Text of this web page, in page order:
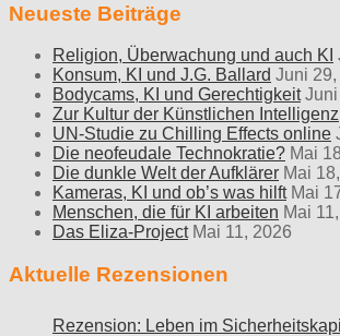
Neueste Beiträge
Religion, Überwachung und auch KI
Konsum, KI und J.G. Ballard Juni 29,
Bodycams, KI und Gerechtigkeit
Zur Kultur der Künstlichen Intelligenz
UN-Studie zu Chilling Effects online
Die neofeudale Technokratie? Mai
Die dunkle Welt der Aufklärer Mai
Kameras, KI und ob’s was hilft Mai
Menschen, die für KI arbeiten Mai
Das Eliza-Project Mai 11, 2026
Aktuelle Rezensionen
Rezension: Leben im